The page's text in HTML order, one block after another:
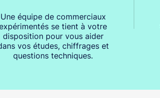
Une équipe de commerciaux
se tient à votre
disposition pour vous aider
vos études, chiffrages et
questions techniques.